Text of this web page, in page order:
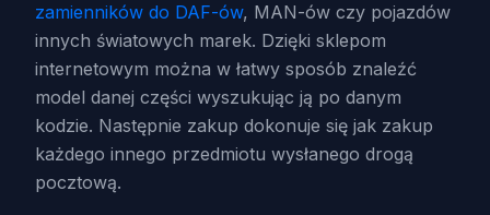
zamienników do DAF-ów, MAN-ów czy pojazdów
innych światowych marek. Dzięki sklepom
internetowym można w łatwy sposób znaleźć
model danej części wyszukując ją po danym
kodzie. Następnie zakup dokonuje się jak zakup
każdego innego przedmiotu wysłanego drogą
pocztową.